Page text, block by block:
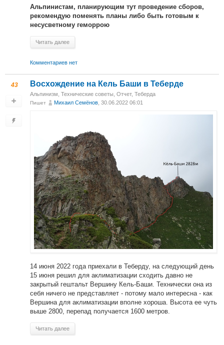
Альпинистам, планирующим тут проведение сборов,
рекомендую поменять планы либо быть готовым к
несусветному геморрою
Читать далее
Комментариев нет
43 Восхождение на Кель Баши в Теберде
Альпинизм Технические советы Отчет, Теберда
Пишет Михаил Cемёнов , 30.06.2022 06:01
14 июня 2022 года приехали в Теберду, на следующий день
15 июня решил для аклиматизации сходить давно не
закрытый гештальт Вершину Кель-Баши. Технически она из
себя ничего не представляет - потому мало интересна - как
Вершина для аклиматизации вполне хороша. Высота ее чуть
выше 2800, перепад получается 1600 метров.
Читать далее